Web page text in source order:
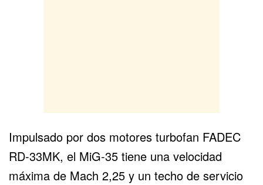
Impulsado por dos motores turbofan FADEC
RD-33MK, el MiG-35 tiene una velocidad
máxima de Mach 2,25 y un techo de servicio